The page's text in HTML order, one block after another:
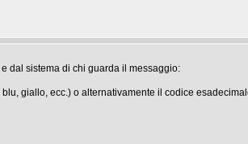
dal sistema di chi guarda il messaggio:
giallo, ecc.) o alternativamente il codice